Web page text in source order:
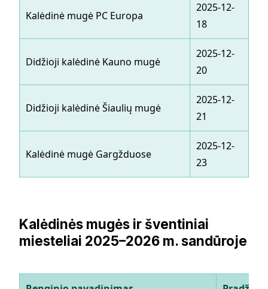
Kalėdinė mugė PC Europa
2025-12-
18
Didžioji kalėdinė Kauno mugė
2025-12-
20
Didžioji kalėdinė Šiaulių mugė
2025-12-
21
Kalėdinė mugė Gargžduose
2025-12-
23
Kalėdinės mugės ir šventiniai
miesteliai 2025–2026 m. sandūroje